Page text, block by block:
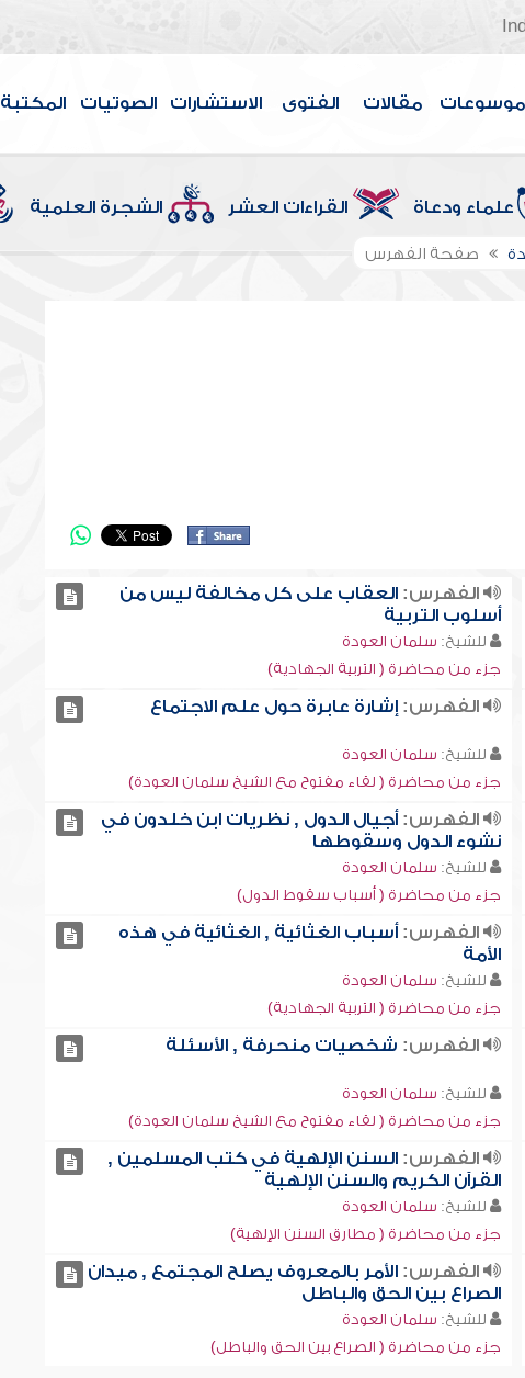
موسوعات مقالات الفتوى الاستشارات الصوتيات المكتبة
علماء ودعاة القراءات العشر الشجرة العلمية
صفحة الفهرس
الفهرس: العقاب على كل مخالفة ليس من
أسلوب التربية
للشيخ: سلمان العودة
جزء من محاضرة ( التربية الجهادية)
الفهرس: إشارة عابرة حول علم الاجتماع
للشيخ: سلمان العودة
جزء من محاضرة ( لقاء مفتوح مع الشيخ سلمان العودة)
الفهرس: أجيال الدول , نظريات ابن خلدون في
نشوء الدول وسقوطها
للشيخ: سلمان العودة
جزء من محاضرة ( أسباب سقوط الدول)
الفهرس: أسباب الغثائية , الغثائية في هذه
الأمة
للشيخ: سلمان العودة
جزء من محاضرة ( التربية الجهادية)
الفهرس: شخصيات منحرفة , الأسئلة
للشيخ: سلمان العودة
جزء من محاضرة ( لقاء مفتوح مع الشيخ سلمان العودة)
الفهرس: السنن الإلهية في كتب المسلمين ,
القرآن الكريم والسنن الإلهية
للشيخ: سلمان العودة
جزء من محاضرة ( مطارق السنن الإلهية)
الفهرس: الأمر بالمعروف يصلح المجتمع , ميدان
الصراع بين الحق والباطل
للشيخ: سلمان العودة
جزء من محاضرة ( الصراع بين الحق والباطل)